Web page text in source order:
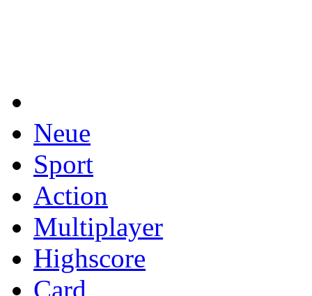
Neue
Sport
Action
Multiplayer
Highscore
Card